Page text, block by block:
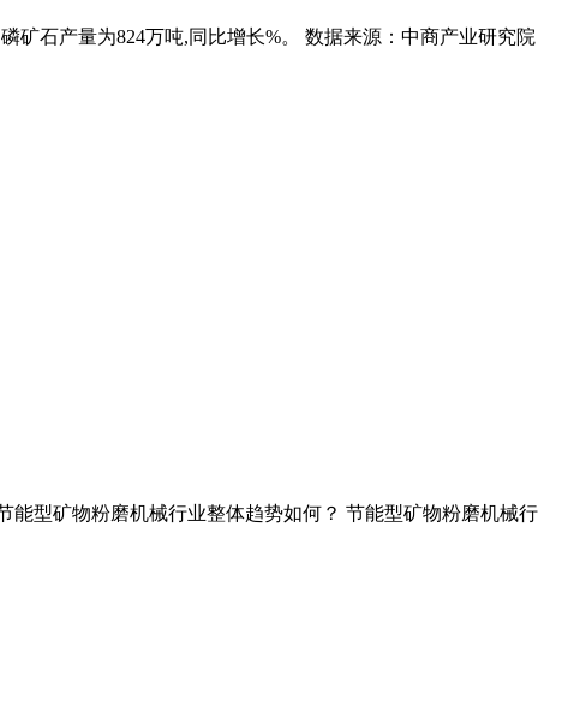
矿石产量为824万吨,同比增长%。 数据来源：中商产业研究院
能型矿物粉磨机械行业整体趋势如何？ 节能型矿物粉磨机械行